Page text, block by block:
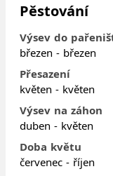
Pěstování
Výsev do
březen - březen
Přesazení
květen - květen
Výsev na záhon
duben - květen
Doba květu
červenec - říjen